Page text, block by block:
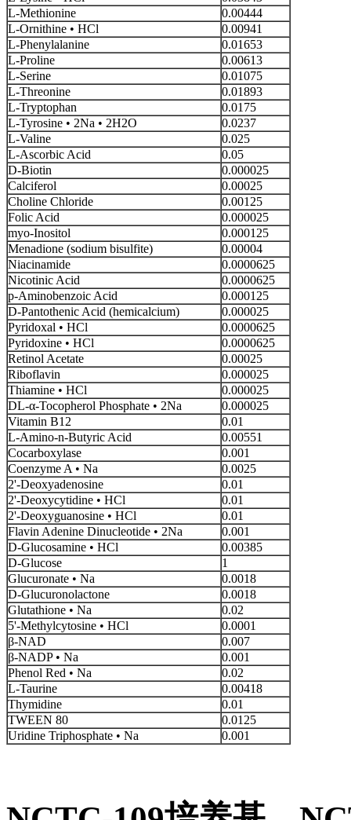
L-Methionine
0.00444
L-Ornithine • HCl
0.00941
L-Phenylalanine
0.01653
L-Proline
0.00613
L-Serine
0.01075
L-Threonine
0.01893
L-Tryptophan
0.0175
L-Tyrosine • 2Na • 2H2O
0.0237
L-Valine
0.025
L-Ascorbic Acid
0.05
D-Biotin
0.000025
Calciferol
0.00025
Choline Chloride
0.00125
Folic Acid
0.000025
myo-Inositol
0.000125
Menadione (sodium bisulfite)
0.00004
Niacinamide
0.0000625
Nicotinic Acid
0.0000625
p-Aminobenzoic Acid
0.000125
D-Pantothenic Acid (hemicalcium)
0.000025
Pyridoxal • HCl
0.0000625
Pyridoxine • HCl
0.0000625
Retinol Acetate
0.00025
Riboflavin
0.000025
Thiamine • HCl
0.000025
DL-α-Tocopherol Phosphate • 2Na
0.000025
Vitamin B12
0.01
L-Amino-n-Butyric Acid
0.00551
Cocarboxylase
0.001
Coenzyme A • Na
0.0025
2'-Deoxyadenosine
0.01
2'-Deoxycytidine • HCl
0.01
2'-Deoxyguanosine • HCl
0.01
Flavin Adenine Dinucleotide • 2Na
0.001
D-Glucosamine • HCl
0.00385
D-Glucose
1
Glucuronate • Na
0.0018
D-Glucuronolactone
0.0018
Glutathione • Na
0.02
5'-Methylcytosine • HCl
0.0001
β-NAD
0.007
β-NADP • Na
0.001
Phenol Red • Na
0.02
L-Taurine
0.00418
Thymidine
0.01
TWEEN 80
0.0125
Uridine Triphosphate • Na
0.001